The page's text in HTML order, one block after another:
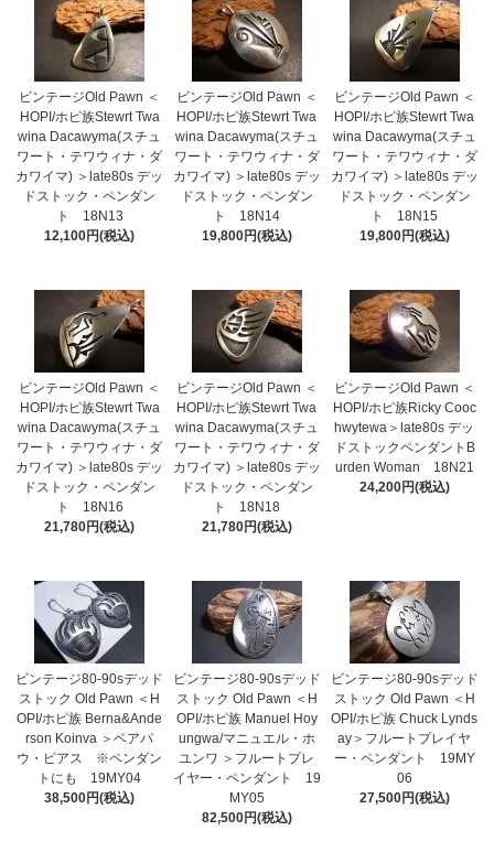
ビンテージOld Pawn ＜
HOPI/ホピ族Stewrt Twa
wina Dacawyma(スチュ
ワート・テワウィナ・ダ
カワイマ) ＞late80s デッ
ドストック・ペンダン
ト 18N13
12,100円(税込)
ビンテージOld Pawn ＜
HOPI/ホピ族Stewrt Twa
wina Dacawyma(スチュ
ワート・テワウィナ・ダ
カワイマ) ＞late80s デッ
ドストック・ペンダン
ト 18N14
19,800円(税込)
ビンテージOld Pawn ＜
HOPI/ホピ族Stewrt Twa
wina Dacawyma(スチュ
ワート・テワウィナ・ダ
カワイマ) ＞late80s デッ
ドストック・ペンダン
ト 18N15
19,800円(税込)
ビンテージOld Pawn ＜
HOPI/ホピ族Stewrt Twa
wina Dacawyma(スチュ
ワート・テワウィナ・ダ
カワイマ) ＞late80s デッ
ドストック・ペンダン
ト 18N16
21,780円(税込)
ビンテージOld Pawn ＜
HOPI/ホピ族Stewrt Twa
wina Dacawyma(スチュ
ワート・テワウィナ・ダ
カワイマ) ＞late80s デッ
ドストック・ペンダン
ト 18N18
21,780円(税込)
ビンテージOld Pawn ＜
HOPI/ホピ族Ricky Cooc
hwytewa＞late80s デッ
ドストックペンダントB
urden Woman 18N21
24,200円(税込)
ビンテージ80-90sデッド
ストック Old Pawn ＜H
OPI/ホピ族 Berna&Ande
rson Koinva ＞ベアパ
ウ・ピアス ※ペンダン
トにも 19MY04
38,500円(税込)
ビンテージ80-90sデッド
ストック Old Pawn ＜H
OPI/ホピ族 Manuel Hoy
ungwa/マニュエル・ホ
ユンワ ＞フルートプレ
イヤー・ペンダント 19
MY05
82,500円(税込)
ビンテージ80-90sデッド
ストック Old Pawn ＜H
OPI/ホピ族 Chuck Lynds
ay＞フルートプレイヤ
ー・ペンダント 19MY
06
27,500円(税込)